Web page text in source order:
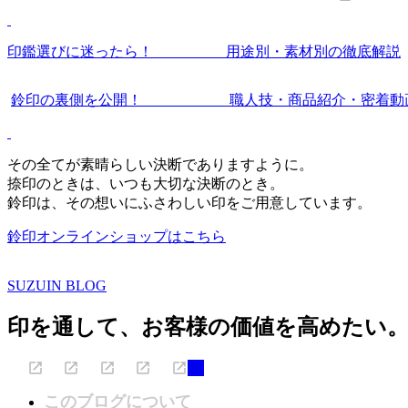
印鑑選びに迷ったら！ 用途別・素材別の徹底解説
鈴印の裏側を公開！ 職人技・商品紹介・密着動
その全てが素晴らしい決断でありますように。
捺印のときは、いつも大切な決断のとき。
鈴印は、その想いにふさわしい印をご用意しています。
鈴印オンラインショップはこちら
SUZUIN BLOG
印を通して、お客様の価値を高めたい。
このブログについて